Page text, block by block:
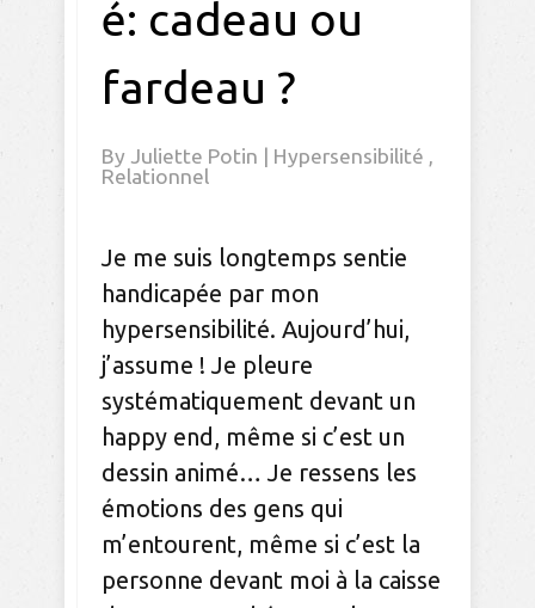
é: cadeau ou
fardeau ?
By Juliette Potin | Hypersensibilité ,
Relationnel
Je me suis longtemps sentie
handicapée par mon
hypersensibilité. Aujourd’hui,
j’assume ! Je pleure
systématiquement devant un
happy end, même si c’est un
dessin animé… Je ressens les
émotions des gens qui
m’entourent, même si c’est la
personne devant moi à la caisse